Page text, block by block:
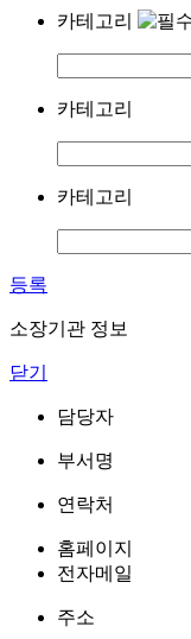
카테고리
카테고리
카테고리
등록
소장기관 정보
닫기
담당자
부서명
연락처
홈페이지
전자메일
주소